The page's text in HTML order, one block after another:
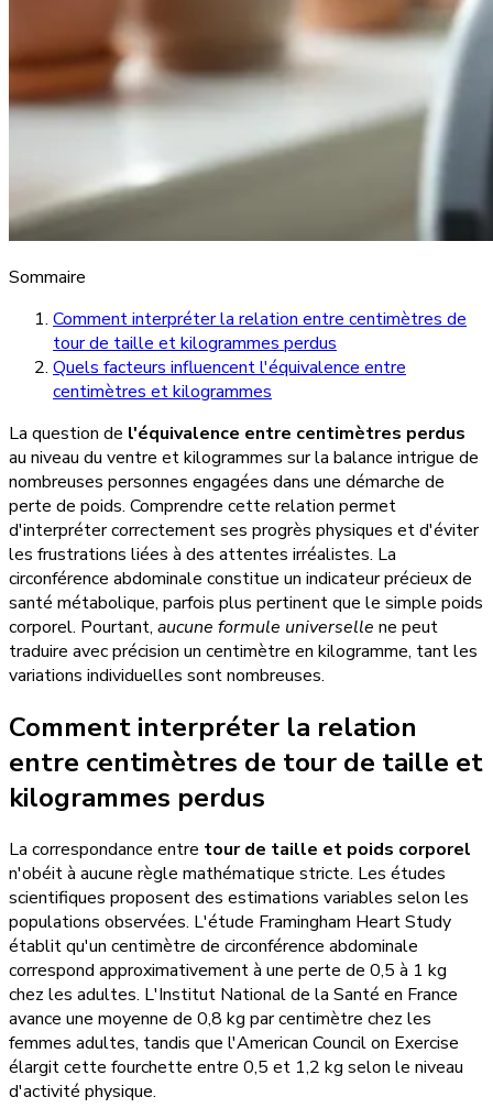
Sommaire
Comment interpréter la relation entre centimètres de
tour de taille et kilogrammes perdus
Quels facteurs influencent l'équivalence entre
centimètres et kilogrammes
La question de l'équivalence entre centimètres perdus
au niveau du ventre et kilogrammes sur la balance intrigue de
nombreuses personnes engagées dans une démarche de
perte de poids. Comprendre cette relation permet
d'interpréter correctement ses progrès physiques et d'éviter
les frustrations liées à des attentes irréalistes. La
circonférence abdominale constitue un indicateur précieux de
santé métabolique, parfois plus pertinent que le simple poids
corporel. Pourtant, aucune formule universelle ne peut
traduire avec précision un centimètre en kilogramme, tant les
variations individuelles sont nombreuses.
Comment interpréter la relation
entre centimètres de tour de taille et
kilogrammes perdus
La correspondance entre tour de taille et poids corporel
n'obéit à aucune règle mathématique stricte. Les études
scientifiques proposent des estimations variables selon les
populations observées. L'étude Framingham Heart Study
établit qu'un centimètre de circonférence abdominale
correspond approximativement à une perte de 0,5 à 1 kg
chez les adultes. L'Institut National de la Santé en France
avance une moyenne de 0,8 kg par centimètre chez les
femmes adultes, tandis que l'American Council on Exercise
élargit cette fourchette entre 0,5 et 1,2 kg selon le niveau
d'activité physique.